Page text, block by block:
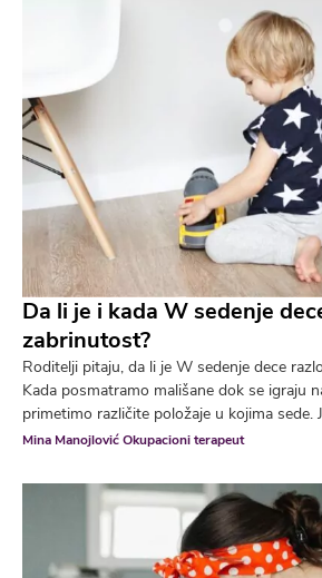
Da li je i kada W sedenje
zabrinutost?
Roditelji pitaju, da li je W sedenje dece
Kada posmatramo mališane dok se igraju
primetimo različite položaje u kojima sede.
Mina Manojlović Okupacioni terapeut